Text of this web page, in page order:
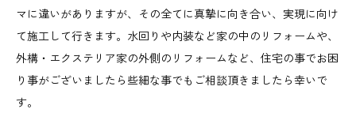
マに違いがありますが、その全てに真摯に向き合い、実現に向け
て施工して行きます。水回りや内装など家の中のリフォームや、
外構・エクステリア家の外側のリフォームなど、住宅の事でお困
り事がございましたら些細な事でもご相談頂きましたら幸いで
す。